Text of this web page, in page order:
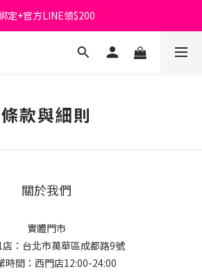
首購免運費🚚
定+官方LINE領$200
出清特價_買一送一
條款與細則
關於我們
實體門市
店：台北市萬華區成都路9號
時間：西門店12:00-24:00